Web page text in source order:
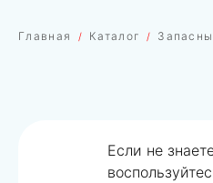
Главная Каталог
Если не